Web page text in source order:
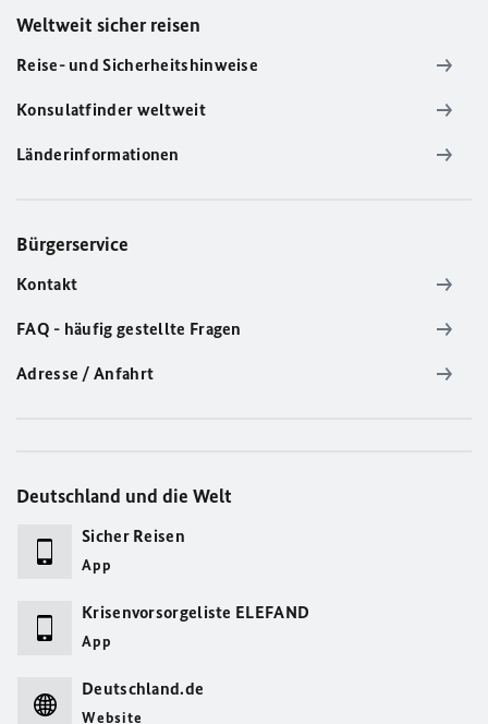
Weltweit sicher reisen
Reise- und Sicherheitshinweise
Konsulatfinder weltweit
Länderinformationen
Bürgerservice
Kontakt
FAQ - häufig gestellte Fragen
Adresse / Anfahrt
Deutschland und die Welt
Sicher Reisen
App
Krisenvorsorgeliste ELEFAND
App
Deutschland.de
Website